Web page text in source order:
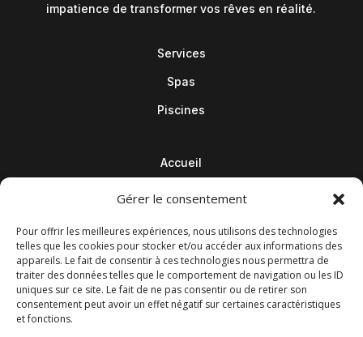
Gérer le consentement
Pour offrir les meilleures expériences, nous utilisons des technologies
telles que les cookies pour stocker et/ou accéder aux informations des
appareils. Le fait de consentir à ces technologies nous permettra de
traiter des données telles que le comportement de navigation ou les ID
uniques sur ce site. Le fait de ne pas consentir ou de retirer son
consentement peut avoir un effet négatif sur certaines caractéristiques
et fonctions.
impatience de transformer vos rêves en réalité.
Services
Spas
Piscines
Accueil